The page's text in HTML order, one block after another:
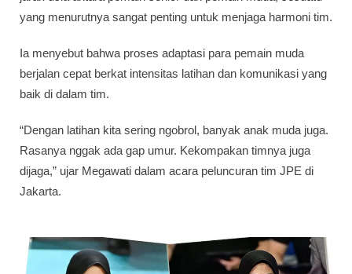
yang menurutnya sangat penting untuk menjaga harmoni tim.
Ia menyebut bahwa proses adaptasi para pemain muda
berjalan cepat berkat intensitas latihan dan komunikasi yang
baik di dalam tim.
“Dengan latihan kita sering ngobrol, banyak anak muda juga.
Rasanya nggak ada gap umur. Kekompakan timnya juga
dijaga,” ujar Megawati dalam acara peluncuran tim JPE di
Jakarta.